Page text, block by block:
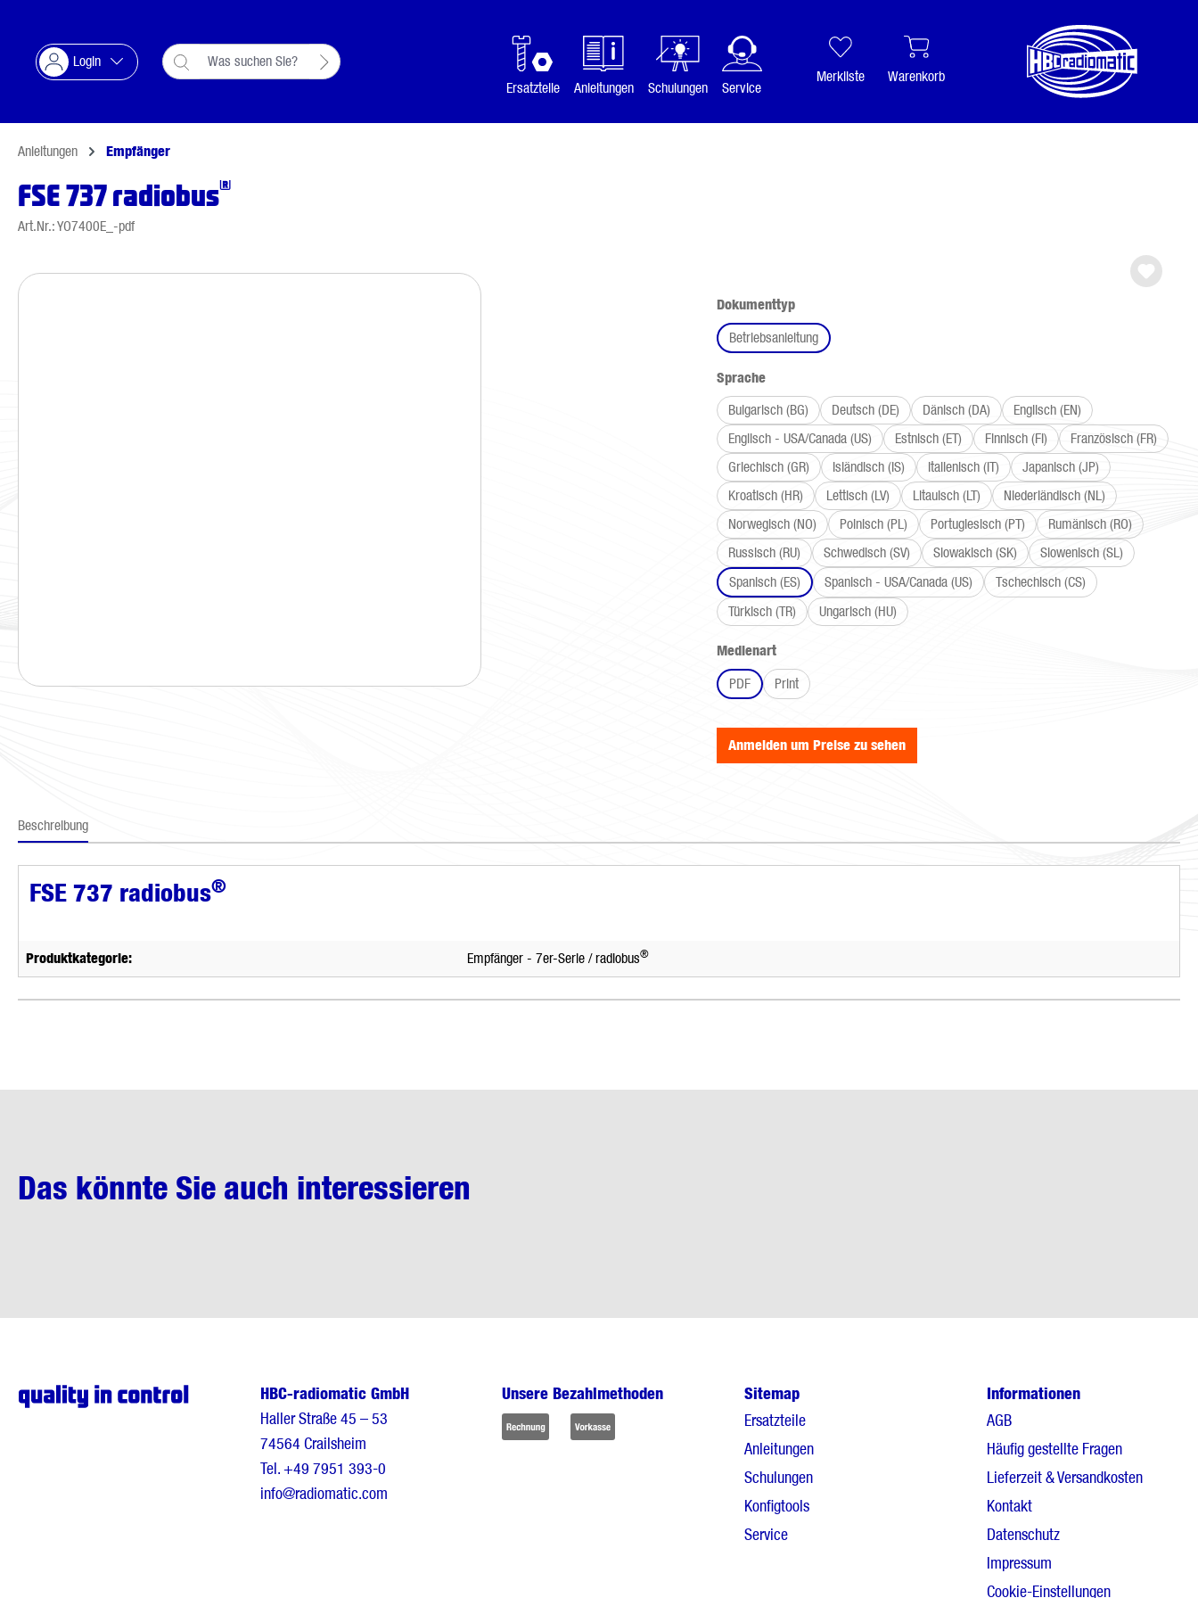
Login
Ersatzteile
Anleitungen Schulungen Service
Merkliste Warenkorb
Anleitungen Empfänger
FSE 737 radiobus®
Art.Nr.: YO7400E_-pdf
Bildergalerie überspringen
Dokumenttypauswählen
Betriebsanleitung
Spracheauswählen
Bulgarisch (BG)
Deutsch (DE) Dänisch (DA)
Englisch (EN)
Englisch - USA/Canada (US)
Estnisch (ET) Finnisch (FI)
Französisch (FR)
Griechisch (GR)
Isländisch (IS) Italienisch (IT)
Japanisch (JP)
Kroatisch (HR)
Lettisch (LV) Litauisch (LT)
Niederländisch (NL)
Norwegisch (NO)
Polnisch (PL) Portugiesisch (PT)
Rumänisch (RO)
Russisch (RU)
Schwedisch (SV) Slowakisch (SK)
Slowenisch (SL)
Spanisch (ES)
Spanisch - USA/Canada (US)
Tschechisch (CS)
Türkisch (TR)
Ungarisch (HU)
Medienartauswählen
PDF
Print
Anmelden um Preise zu sehen
Beschreibung
FSE 737 radiobus®
Produktkategorie: Empfänger - 7er-Serie / radiobus®
Das könnte Sie auch interessieren
HBC-radiomatic GmbH
Haller Straße 45 – 53
74564 Crailsheim
Tel.+49 7951 393-0
info@radiomatic.com
Unsere Bezahlmethoden
Sitemap
Ersatzteile
Anleitungen
Schulungen
Konfigtools
Service
Informationen
AGB
Häufig gestellte Fragen
Lieferzeit & Versandkosten
Kontakt
Datenschutz
Impressum
Cookie-Einstellungen